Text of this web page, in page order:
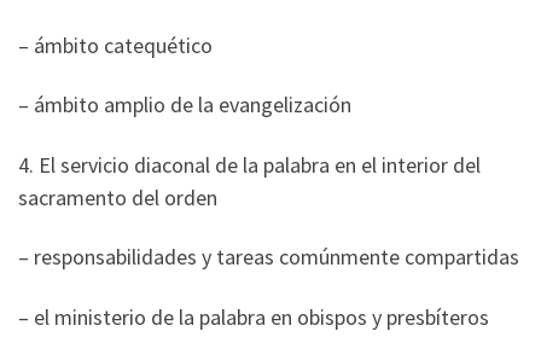
– ámbito catequético
– ámbito amplio de la evangelización
4. El servicio diaconal de la palabra en el interior del
sacramento del orden
– responsabilidades y tareas comúnmente compartidas
– el ministerio de la palabra en obispos y presbíteros